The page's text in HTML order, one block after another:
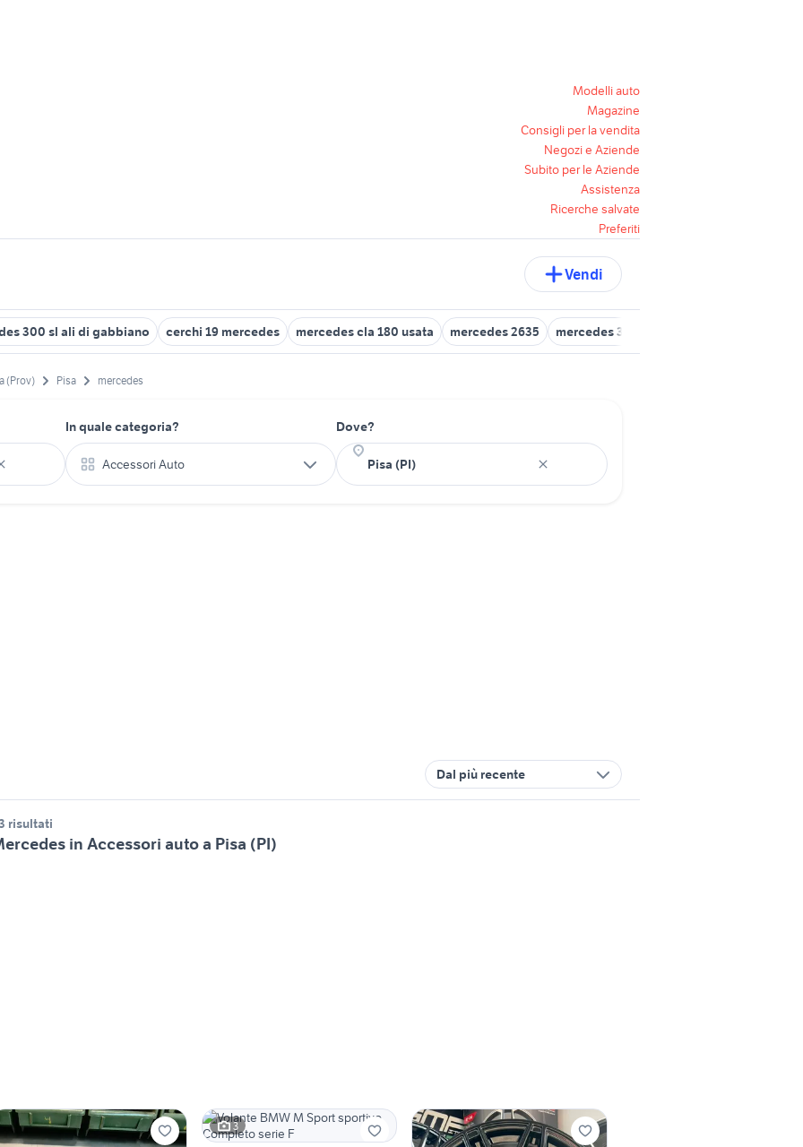
Modelli auto
Magazine
Consigli per la vendita
Negozi e Aziende
Subito per le Aziende
Assistenza
Ricerche salvate
Preferiti
Vendi
300 sl ali di gabbiano cerchi 19 mercedes mercedes cla 180 usata mercedes 2635 mercedes 300d
(Prov) Pisa mercedes
In quale categoria?
Accessori Auto
Dove?
Dal più recente
risultati
in Accessori auto a Pisa (PI)
3